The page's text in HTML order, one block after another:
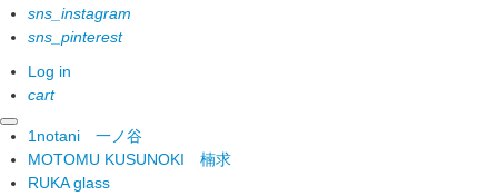
sns_instagram
sns_pinterest
Log in
cart
1notani 一ノ谷
MOTOMU KUSUNOKI 楠求
RUKA glass